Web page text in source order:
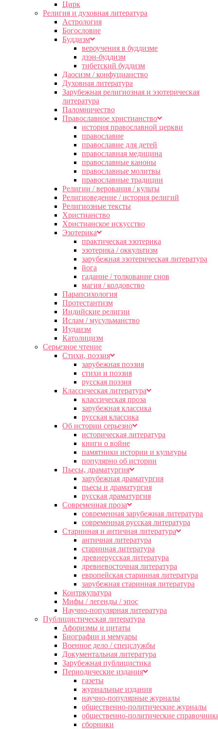
Цирк
Религия и духовная литература
Астрология
Богословие
Буддизм
вероучения в буддизме
дзэн-буддизм
тибетский буддизм
Даосизм / конфуцианство
Духовная литература
Зарубежная религиозная и эзотерическая
литература
Паломничество
Православное христианство
история православной церкви
православие
православие для детей
православная медицина
православные каноны
православные молитвы
православные традиции
Религии / верования / культы
Религиоведение / история религий
Религиозные тексты
Христианство
Христианское искусство
Эзотерика
практическая эзотерика
эзотерика / оккультизм
зарубежная эзотерическая литература
йога
гадание / толкование снов
магия / колдовство
Парапсихология
Протестантизм
Индийские религии
Ислам / мусульманство
Иудаизм
Католицизм
Серьезное чтение
Cтихи, поэзия
зарубежная поэзия
стихи и поэзия
русская поэзия
Классическая литература
классическая проза
зарубежная классика
русская классика
Об истории серьезно
историческая литература
книги о войне
памятники истории и культуры
популярно об истории
Пьесы, драматургия
зарубежная драматургия
пьесы и драматургия
русская драматургия
Современная проза
современная зарубежная литература
современная русская литература
Старинная и античная литература
античная литература
старинная литература
древнерусская литература
древневосточная литература
европейская старинная литература
зарубежная старинная литература
Контркультура
Мифы / легенды / эпос
Научно-популярная литература
Публицистическая литература
Афоризмы и цитаты
Биографии и мемуары
Военное дело / спецслужбы
Документальная литература
Зарубежная публицистика
Периодические издания
газеты
журнальные издания
научно-популярные журналы
общественно-политические журналы
общественно-политические
сборники